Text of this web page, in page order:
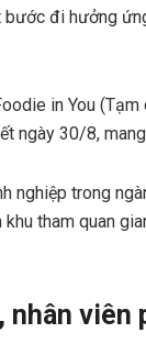
đi hưởng
in You
ngày 30/8,
nghiệp trong
tham quan
nhân viên